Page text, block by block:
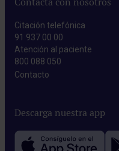
Citación telefónica
91 937 00 00
Atención al paciente
800 088 050
Contacto​
Descarga nuestra app